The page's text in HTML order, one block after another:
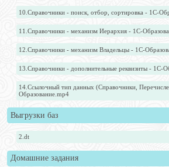
10.Справочники - поиск, отбор, сортировка - 1С-
11.Справочники - механизм Иерархия - 1С-
12.Справочники - механизм Владельцы - 1С-
13.Справочники - дополнительные реквизиты - 1С-
14.Ссылочный тип данных (Справочники,
Образование.mp4
Выгрузки баз
2.dt
Домашние задания